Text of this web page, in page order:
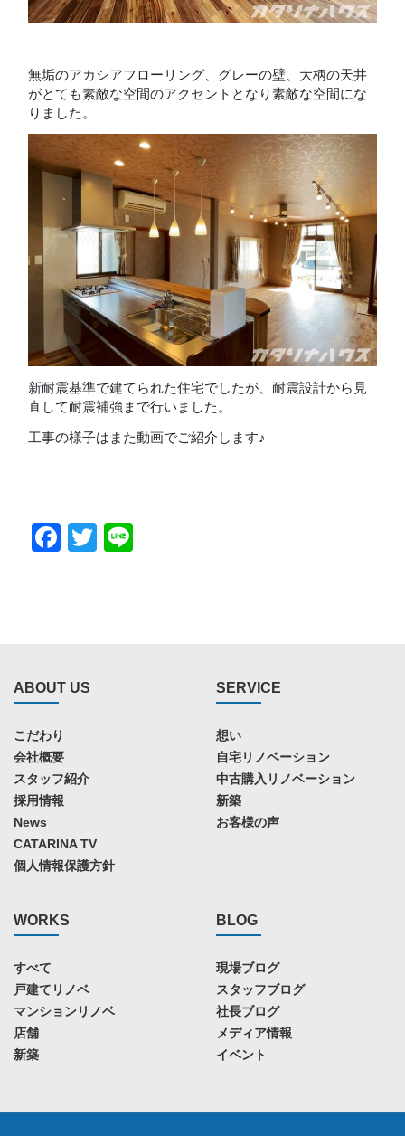
無垢のアカシアフローリング、グレーの壁、大柄の天井
がとても素敵な空間のアクセントとなり素敵な空間にな
りました。
新耐震基準で建てられた住宅でしたが、耐震設計から見
直して耐震補強まで行いました。
工事の様子はまた動画でご紹介します♪
Facebook
Twitter
ABOUT US
こだわり
会社概要
スタッフ紹介
採用情報
News
CATARINA TV
個人情報保護方針
SERVICE
想い
自宅リノベーション
中古購入リノベーション
新築
お客様の声
WORKS
すべて
戸建てリノベ
マンションリノベ
店舗
新築
BLOG
現場ブログ
スタッフブログ
社長ブログ
メディア情報
イベント